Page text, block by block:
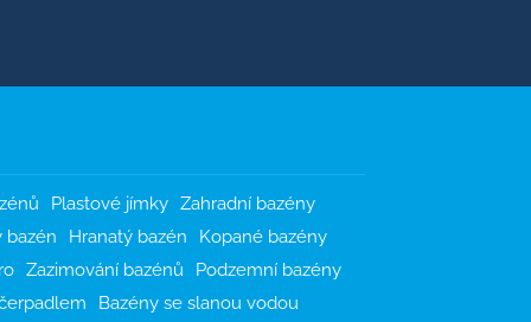
Plastové jímky Zahradní bazény
bazén Hranatý bazén
Kopané bazény
Zazimování bazénů
Podzemní bazény
Bazény se slanou vodou